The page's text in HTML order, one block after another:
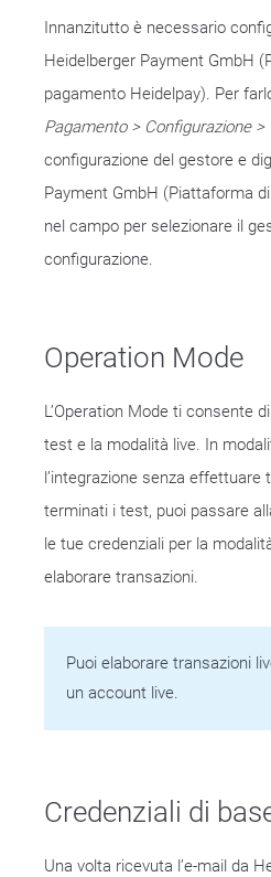
Innanzitutto è necessario
Heidelberger Payment GmbH
pagamento Heidelpay). Per
Pagamento > Configurazione >
configurazione del gestore e
Payment GmbH (Piattaforma
nel campo per selezionare il
configurazione.
Operation Mode
L’Operation Mode ti consente
test e la modalità live. In
l’integrazione senza effettuare
terminati i test, puoi passare
le tue credenziali per la
elaborare transazioni.
Puoi elaborare transazioni
un account live.
Credenziali di
Una volta ricevuta l’e-mail da